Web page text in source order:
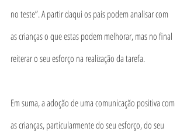
no teste”. A partir daqui os pais podem analisar com
as crianças o que estas podem melhorar, mas no final
reiterar o seu esforço na realização da tarefa.
Em suma, a adoção de uma comunicação positiva com
as crianças, particularmente do seu esforço, do seu